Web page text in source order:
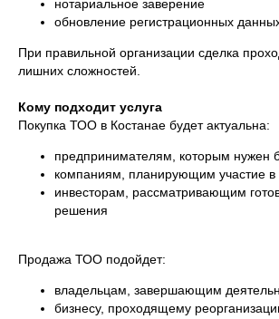
нотариальное заверение
обновление регистрационных
При правильной организации сделка
лишних сложностей.
Кому подходит услуга
Покупка ТОО в Костанае будет актуальна:
предпринимателям, которым нужен
компаниям, планирующим участие в
инвесторам, рассматривающим
решения
Продажа ТОО подойдет:
владельцам, завершающим
бизнесу, проходящему